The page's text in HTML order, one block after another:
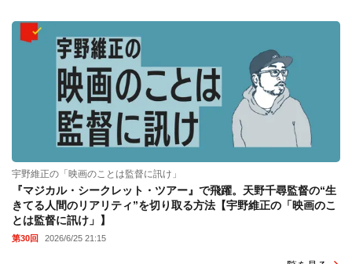
宇野維正の「映画のことは監督に訊け」
『マジカル・シークレット・ツアー』で飛躍。天野千尋監督の“生
きてる人間のリアリティ”を切り取る方法【宇野維正の「映画のこ
とは監督に訊け」】
第30回 2026/6/25 21:15